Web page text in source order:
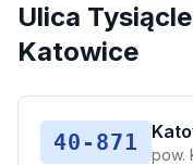
Ulica
Katowice
40-871 pow.